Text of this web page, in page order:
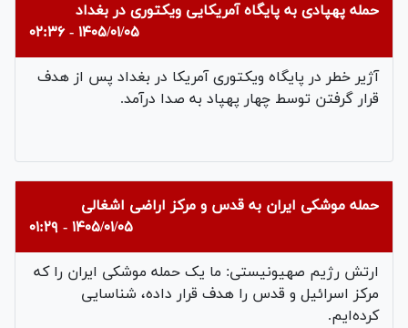
حمله پهپادی به پایگاه آمریکایی ویکتوری در بغداد
۱۴۰۵/۰۱/۰۵ - ۰۲:۳۶
آژیر خطر در پایگاه ویکتوری آمریکا در بغداد پس از هدف
قرار گرفتن توسط چهار پهپاد به صدا درآمد.
حمله موشکی ایران به قدس و مرکز اراضی اشغالی
۱۴۰۵/۰۱/۰۵ - ۰۱:۲۹
ارتش رژیم صهیونیستی: ما یک حمله موشکی ایران را که
مرکز اسرائیل و قدس را هدف قرار داده، شناسایی
کرده‌ایم.